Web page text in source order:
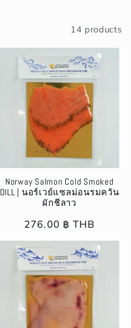
14 products
Norway Salmon Cold Smoked
DILL | นอร์เวย์แซลม่อนรมควัน
ผักชีลาว
Regular
price
276.00 ฿ THB